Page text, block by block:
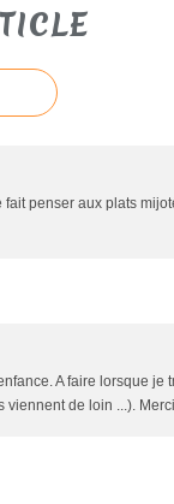
penser aux plats
A faire lorsque je
de loin ...).